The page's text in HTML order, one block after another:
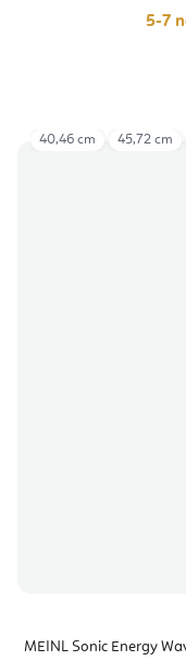
5-7
MEINL Sonic Energy
40,46 cm 45,72 cm